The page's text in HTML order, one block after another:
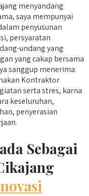
menyandang
saya mempunyai
penyusunan
persyaratan
undang yang
yang cakap bersama
sanggup menerima
Kontraktor
serta stres, karna
keseluruhan,
penyerasian
Sebagai